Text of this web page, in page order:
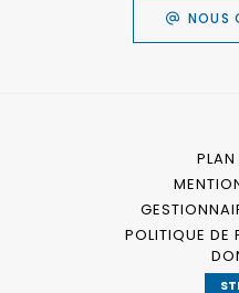
NOUS
POLITIQUE DE